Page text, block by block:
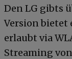
Den LG gibts
Version bietet
erlaubt via
Streaming